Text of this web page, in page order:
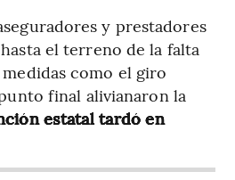
y prestadores
el terreno de la falta
como el giro
final alivianaron la
estatal tardó en